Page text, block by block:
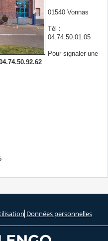
01540 Vonnas
Tél :
04.74.50.01.05
Pour signaler une
Données personnelles